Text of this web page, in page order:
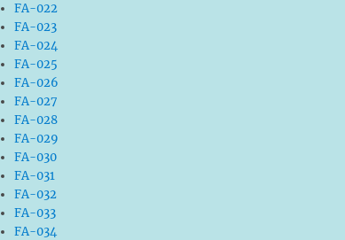
FA-022
FA-023
FA-024
FA-025
FA-026
FA-027
FA-028
FA-029
FA-030
FA-031
FA-032
FA-033
FA-034